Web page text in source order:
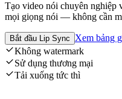
Tạo video nói chuyên nghiệp
mọi giọng nói — không cần
Bắt đầu Lip Sync
Xem bảng
Không watermark
Sử dụng thương mại
Tải xuống tức thì